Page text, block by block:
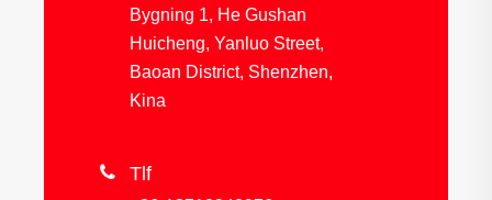
Bygning 1, He Gushan
Huicheng, Yanluo Street,
Baoan District, Shenzhen,
Kina
 Tlf